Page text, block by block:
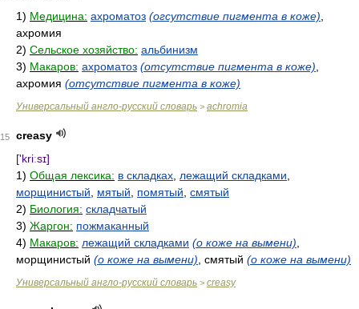
1) Медицина: ахроматоз (огсутствие пигмента в коже)
ахромия
2) Сельское хозяйство: альбинизм
3) Макаров: ахроматоз (отсутствие пигмента в коже)
ахромия (отсутствие пигмента в коже)
Универсальный англо-русский словарь > achromia
15
creasy
['kriːsɪ]
1) Общая лексика: в складках лежащий складками
морщинистый
мятый помятый смятый
2) Биология: складчатый
3) Жаргон: пожмаканный
4) Макаров: лежащий складками (о коже на вымени)
морщинистый (о коже на вымени) , смятый (о коже на вымени)
Универсальный англо-русский словарь > creasy